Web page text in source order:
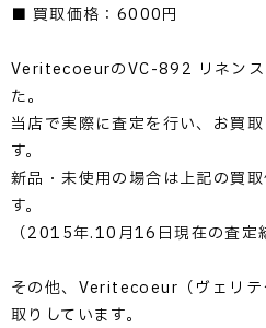
■ 買取価格：6000円
VeritecoeurのVC-892 リネンス
た。
当店で実際に査定を行い、お買
す。
新品・未使用の場合は上記の買
す。
（2015年.10月16日現在の査定
その他、Veritecoeur（ヴェリテ
取りしています。